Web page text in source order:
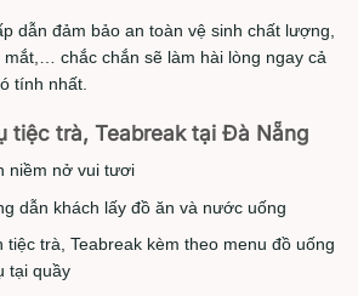
dẫn đảm bảo an toàn vệ sinh chất lượng,
chắc chắn sẽ làm hài lòng ngay cả
tính nhất.
tiệc trà, Teabreak tại Đà Nẵng
niềm nở vui tươi
dẫn khách lấy đồ ăn và nước uống
trà, Teabreak kèm theo menu đồ uống
tại quầy